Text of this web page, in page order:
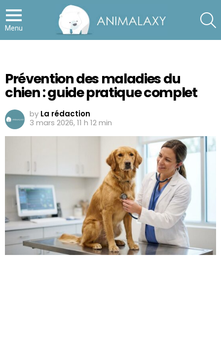
Menu
Prévention des maladies du
chien : guide pratique complet
by La rédaction
3 mars 2026, 11 h 12 min